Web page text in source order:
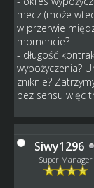
mecz (może
w przerwie
momencie?
- długość
wypożyczenia?
zniknie?
bez sensu więc
Siwy1296
Super Manager